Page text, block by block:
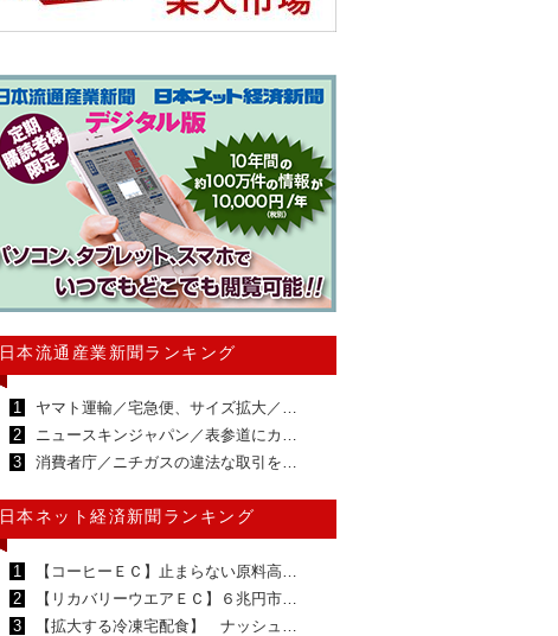
日本流通産業新聞ランキング
1
ヤマト運輸／宅急便、サイズ拡大／…
2
ニュースキンジャパン／表参道にカ…
3
消費者庁／ニチガスの違法な取引を…
日本ネット経済新聞ランキング
1
【コーヒーＥＣ】止まらない原料高…
2
【リカバリーウエアＥＣ】６兆円市…
3
【拡大する冷凍宅配食】 ナッシュ…